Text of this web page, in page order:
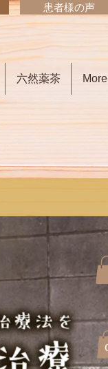
患者様の声
六然薬茶 More